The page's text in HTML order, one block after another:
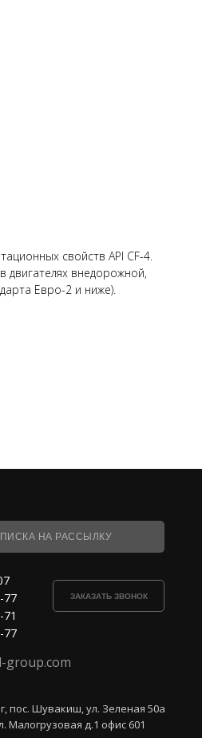
свойств API CF-4.
двигателях внедорожной,
Евро-2 и ниже).
НА РАССЫЛКУ
77
77
ЗАКАЗАТЬ ЗВОНОК
group.com
пос. Шувакиш, ул. Зеленая 50а
Малогрузовая д.1 офис 601